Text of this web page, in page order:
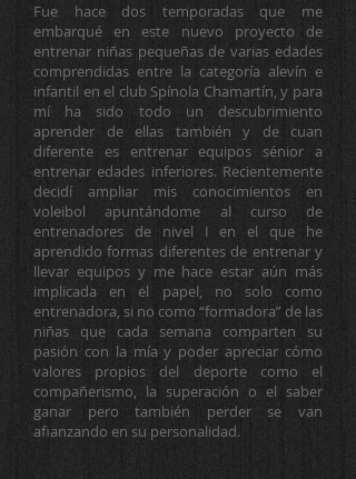
Fue hace dos temporadas que me
embarqué en este nuevo proyecto de
entrenar niñas pequeñas de varias edades
comprendidas entre la categoría alevín e
infantil en el club Spínola Chamartín, y para
mí ha sido todo un descubrimiento
aprender de ellas también y de cuan
diferente es entrenar equipos sénior a
entrenar edades inferiores. Recientemente
decidí ampliar mis conocimientos en
voleibol apuntándome al curso de
entrenadores de nivel I en el que he
aprendido formas diferentes de entrenar y
llevar equipos y me hace estar aún más
implicada en el papel, no solo como
entrenadora, si no como “formadora” de las
niñas que cada semana comparten su
pasión con la mía y poder apreciar cómo
valores propios del deporte como el
compañerismo, la superación o el saber
ganar pero también perder se van
afianzando en su personalidad.